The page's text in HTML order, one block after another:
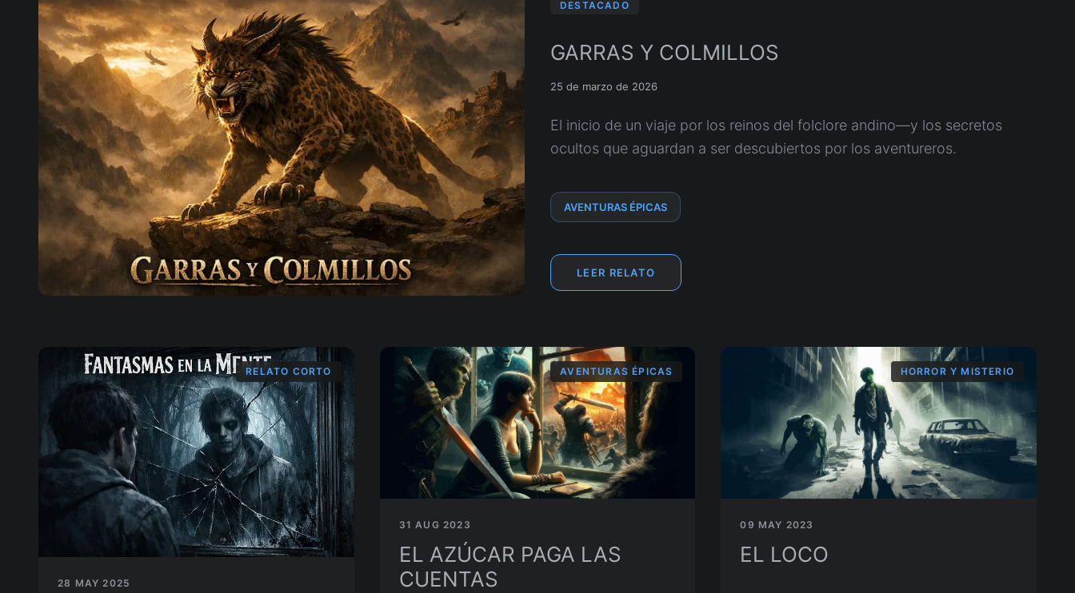
DESTACADO
GARRAS Y COLMILLOS
25 de marzo de 2026
El inicio de un viaje por los reinos del folclore andino—y los secretos
ocultos que aguardan a ser descubiertos por los aventureros.
AVENTURAS ÉPICAS
LEER RELATO
RELATO CORTO
28 MAY 2025
AVENTURAS ÉPICAS
31 AUG 2023
EL AZÚCAR PAGA LAS
CUENTAS
HORROR Y MISTERIO
09 MAY 2023
EL LOCO